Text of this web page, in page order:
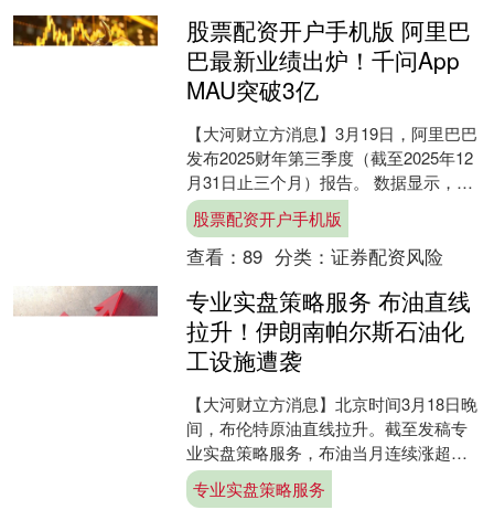
股票配资开户手机版 阿里巴
巴最新业绩出炉！千问App
MAU突破3亿
【大河财立方消息】3月19日，阿里巴巴
发布2025财年第三季度（截至2025年12
月31日止三个月）报告。 数据显示，本
季度阿里巴巴实现营业收入2848.43亿....
股票配资开户手机版
查看： 89 分类： 证券配资风险
专业实盘策略服务 布油直线
拉升！伊朗南帕尔斯石油化
工设施遭袭
【大河财立方消息】北京时间3月18日晚
间，布伦特原油直线拉升。截至发稿专
业实盘策略服务，布油当月连续涨超
2％，报101.53美元/桶。 消息面上，伊
朗南帕尔斯石....
专业实盘策略服务